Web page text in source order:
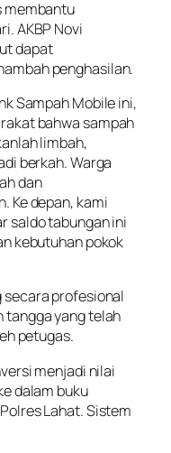
membantu
AKBP Novi
dapat
penghasilan.
Sampah Mobile ini,
bahwa sampah
limbah,
berkah. Warga
dan
Ke depan, kami
saldo tabungan ini
kebutuhan pokok
secara profesional
tangga yang telah
petugas.
menjadi nilai
dalam buku
Lahat. Sistem